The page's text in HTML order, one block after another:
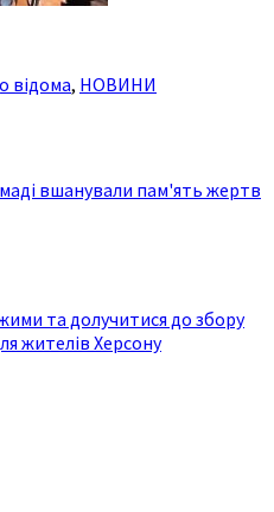
відома, НОВИНИ
вшанували пам'ять жертв
та долучитися до збору
жителів Херсону